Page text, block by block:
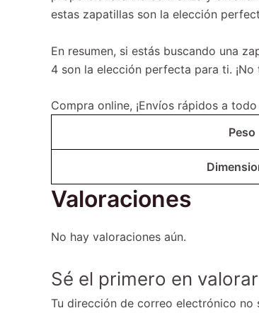
estas zapatillas son la elección
En resumen, si estás buscando una
4 son la elección perfecta para ti.
Compra online, ¡Envíos rápidos a todo
Peso
Valoraciones
No hay valoraciones aún.
Sé el primero en
Tu dirección de correo electrónico no